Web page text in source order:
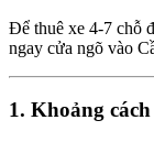
Để thuê xe 4-7 chỗ
ngay cửa ngõ vào
1. Khoảng